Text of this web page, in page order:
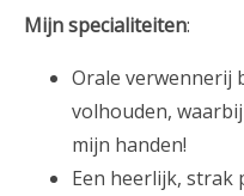
Mijn specialiteiten:
Orale verwennerij
volhouden,
mijn handen!
Een heerlijk, strak